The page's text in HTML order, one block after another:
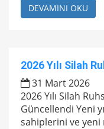
DEVAMINI OKU
2026 Yılı Silah
31 Mart 2026
2026 Yılı Silah
Güncellendi Yeni
sahiplerini ve yeni